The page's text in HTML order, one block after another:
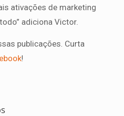
ativações de marketing
adiciona Victor.
publicações. Curta
!